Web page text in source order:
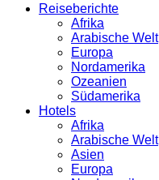
Reiseberichte
Afrika
Arabische Welt
Europa
Nordamerika
Ozeanien
Südamerika
Hotels
Afrika
Arabische Welt
Asien
Europa